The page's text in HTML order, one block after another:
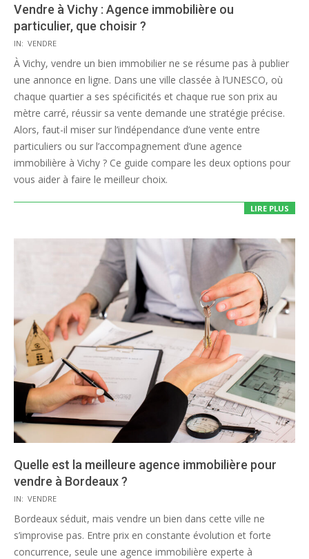
Vendre à Vichy : Agence immobilière ou
particulier, que choisir ?
2025-
09-
15
IN: VENDRE
À Vichy, vendre un bien immobilier ne se résume pas à publier
une annonce en ligne. Dans une ville classée à l’UNESCO, où
chaque quartier a ses spécificités et chaque rue son prix au
mètre carré, réussir sa vente demande une stratégie précise.
Alors, faut-il miser sur l’indépendance d’une vente entre
particuliers ou sur l’accompagnement d’une agence
immobilière à Vichy ? Ce guide compare les deux options pour
vous aider à faire le meilleur choix.
LIRE PLUS
Quelle est la meilleure agence immobilière pour
vendre à Bordeaux ?
2025-
08-
19
IN: VENDRE
Bordeaux séduit, mais vendre un bien dans cette ville ne
s’improvise pas. Entre prix en constante évolution et forte
concurrence, seule une agence immobilière experte à